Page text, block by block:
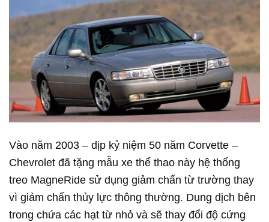
Vào năm 2003 – dịp kỷ niệm 50 năm Corvette –
Chevrolet đã tặng mẫu xe thể thao này hệ thống
treo MagneRide sử dụng giảm chấn từ trường thay
vì giảm chấn thủy lực thông thường. Dung dịch bên
trong chứa các hạt từ nhỏ và sẽ thay đổi độ cứng